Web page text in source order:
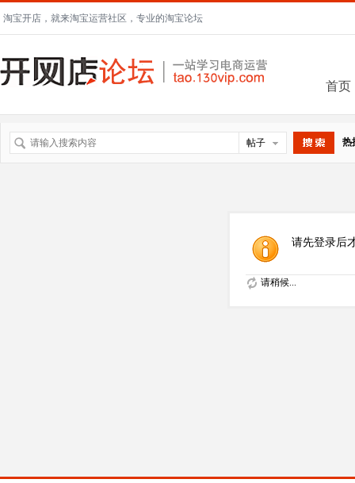
淘宝开店，就来淘宝运营社区，专业的淘宝论坛
首页
帖子 热
请先登录后
请稍候...